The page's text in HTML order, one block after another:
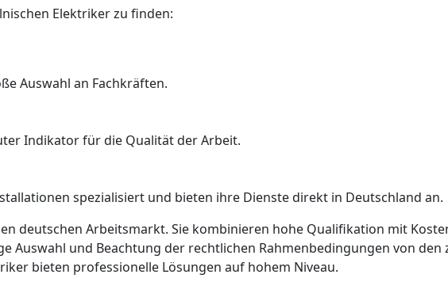
Elektriker zu finden:
Auswahl an Fachkräften.
Indikator für die Qualität der Arbeit.
spezialisiert und bieten ihre Dienste direkt in Deutschland an.
deutschen Arbeitsmarkt. Sie kombinieren hohe Qualifikation mit
Auswahl und Beachtung der rechtlichen Rahmenbedingungen von
bieten professionelle Lösungen auf hohem Niveau.